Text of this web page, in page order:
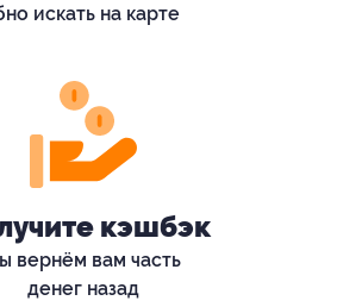
искать на карте
кэшбэк
вернём вам часть
денег назад